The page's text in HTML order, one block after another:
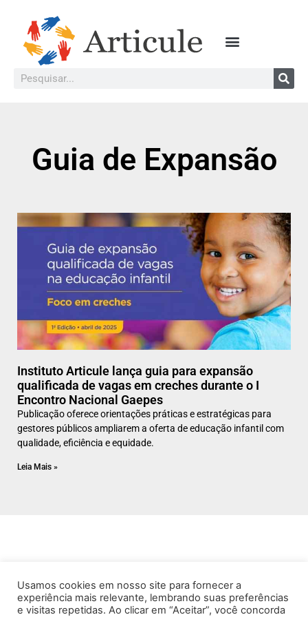
Guia de Expansão
Instituto Articule lança guia para expansão
qualificada de vagas em creches durante o I
Encontro Nacional Gaepes
Publicação oferece orientações práticas e estratégicas para
gestores públicos ampliarem a oferta de educação infantil com
qualidade, eficiência e equidade.
Leia Mais »
Usamos cookies em nosso site para fornecer a
experiência mais relevante, lembrando suas preferências
e visitas repetidas. Ao clicar em “Aceitar”, você concorda